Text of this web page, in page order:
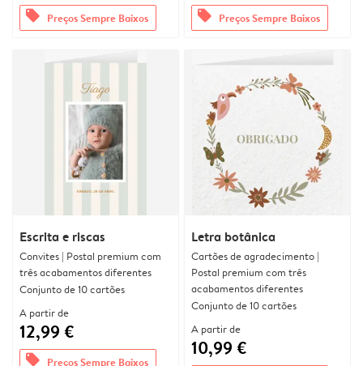
offers Preços Sempre Baixos offers Preços Sempre Baixos
Escrita e riscas
Convites | Postal premium com
três acabamentos diferentes
Conjunto de 10 cartões
A partir de
12,99 €
offers Preços Sempre Baixos
Letra botânica
Cartões de agradecimento |
Postal premium com três
acabamentos diferentes
Conjunto de 10 cartões
A partir de
10,99 €